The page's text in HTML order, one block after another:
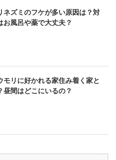
ネズミのフケが多い原因は？対
お風呂や薬で大丈夫？
モリに好かれる家住み着く家と
昼間はどこにいるの？